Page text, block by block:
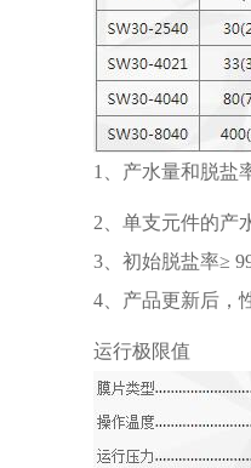
1、产水量和脱盐
2、单支元件的产
3、初始脱盐率≥
4、产品更新后，
运行极限值